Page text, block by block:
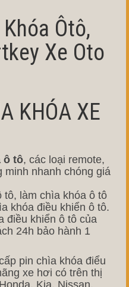
Ôtô,
Xe Oto
KHÓA XE
ô tô, các loại remote,
minh nhanh chóng giá
tô, làm chìa khóa ô tô
khóa điều khiển ô tô.
điều khiển ô tô của
24h bảo hành 1
pin chìa khóa điểu
xe hơi có trên thị